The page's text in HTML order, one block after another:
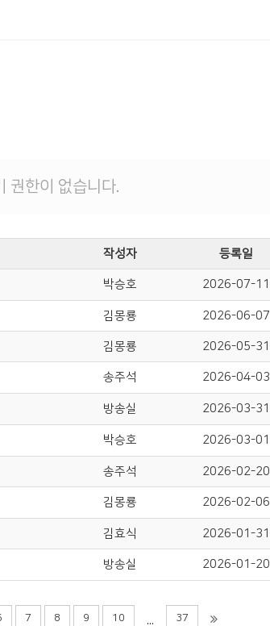
권한이 없습니다.
작성자 등록일
박승호 2026-07-11
김몽룡 2026-06-07
김몽룡 2026-05-31
송주석 2026-04-03
방송실 2026-03-31
박승호 2026-03-01
송주석 2026-02-20
김몽룡 2026-02-06
김효식 2026-01-31
방송실 2026-01-20
7 8 9 10 ... 37